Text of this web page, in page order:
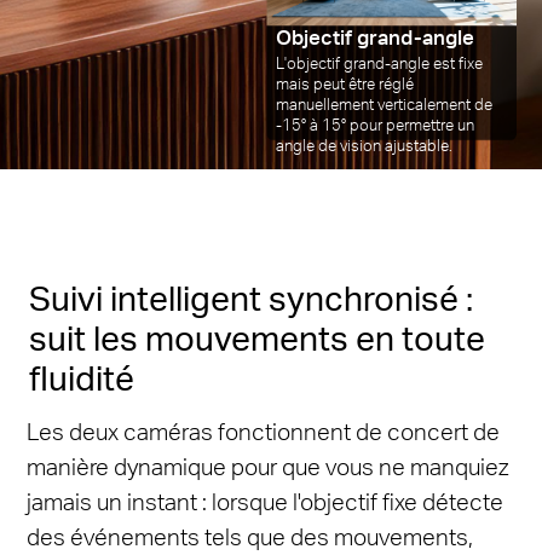
Objectif grand-angle
L'objectif grand-angle est fixe
mais peut être réglé
manuellement verticalement de
-15° à 15° pour permettre un
angle de vision ajustable.
Suivi intelligent synchronisé :
suit les mouvements en toute
fluidité
Les deux caméras fonctionnent de concert de
manière dynamique pour que vous ne manquiez
jamais un instant : lorsque l'objectif fixe détecte
des événements tels que des mouvements,